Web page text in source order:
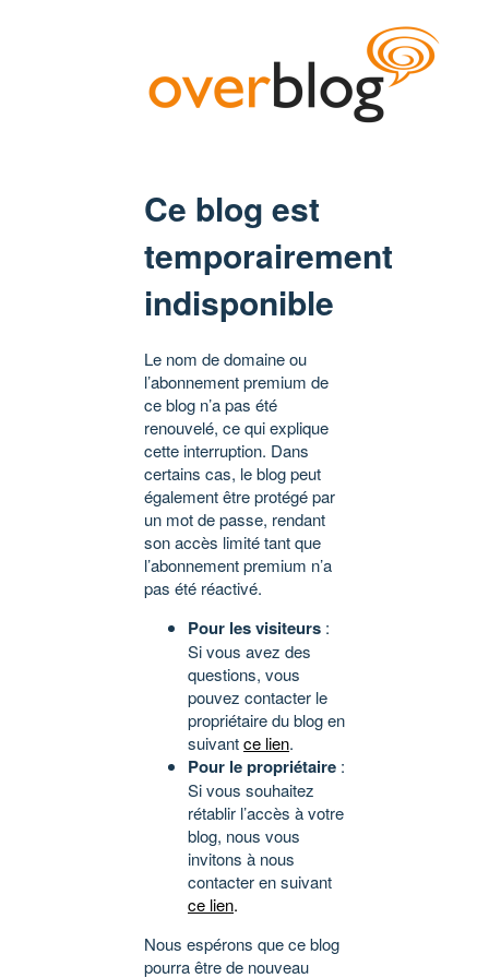
Ce blog est
temporairement
indisponible
Le nom de domaine ou
l’abonnement premium de
ce blog n’a pas été
renouvelé, ce qui explique
cette interruption. Dans
certains cas, le blog peut
également être protégé par
un mot de passe, rendant
son accès limité tant que
l’abonnement premium n’a
pas été réactivé.
Pour les visiteurs :
Si vous avez des
questions, vous
pouvez contacter le
propriétaire du blog en
suivantce lien.
Pour le propriétaire :
Si vous souhaitez
rétablir l’accès à votre
blog, nous vous
invitons à nous
contacter en suivant
ce lien.
Nous espérons que ce blog
pourra être de nouveau